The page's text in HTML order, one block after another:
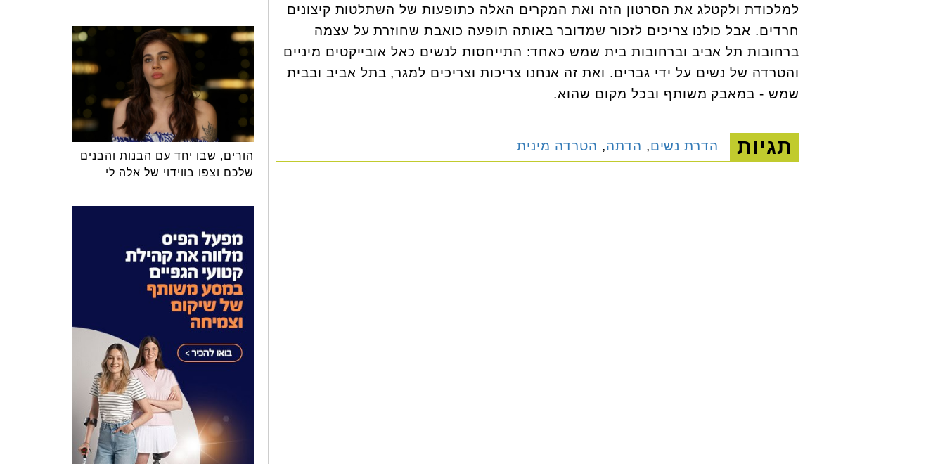
למלכודת ולקטלג את הסרטון הזה ואת המקרים האלה כתופעות של השתלטות קיצונים
חרדים. אבל כולנו צריכים לזכור שמדובר באותה תופעה כואבת שחוזרת על עצמה
ברחובות תל אביב וברחובות בית שמש כאחד: התייחסות לנשים כאל אובייקטים מיניים
והטרדה של נשים על ידי גברים. ואת זה אנחנו צריכות וצריכים למגר, בתל אביב ובבית
שמש - במאבק משותף ובכל מקום שהוא.
תגיות הדרת נשים, הדתה, הטרדה מינית
הורים, שבו יחד עם הבנות והבנים
שלכם וצפו בווידוי של אלה לי